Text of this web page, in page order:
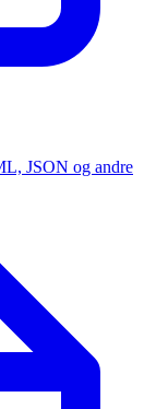
JSON og andre